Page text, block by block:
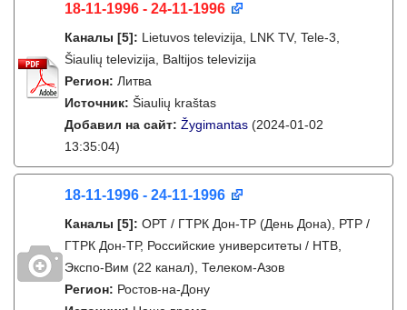
18-11-1996 - 24-11-1996
Каналы [5]: Lietuvos televizija, LNK TV, Tele-3,
Šiaulių televizija, Baltijos televizija
Регион: Литва
Источник: Šiaulių kraštas
Добавил на сайт: Žygimantas (2024-01-02
13:35:04)
18-11-1996 - 24-11-1996
Каналы [5]: ОРТ / ГТРК Дон-ТР (День Дона), РТР /
ГТРК Дон-ТР, Российские университеты / НТВ,
Экспо-Вим (22 канал), Телеком-Азов
Регион: Ростов-на-Дону